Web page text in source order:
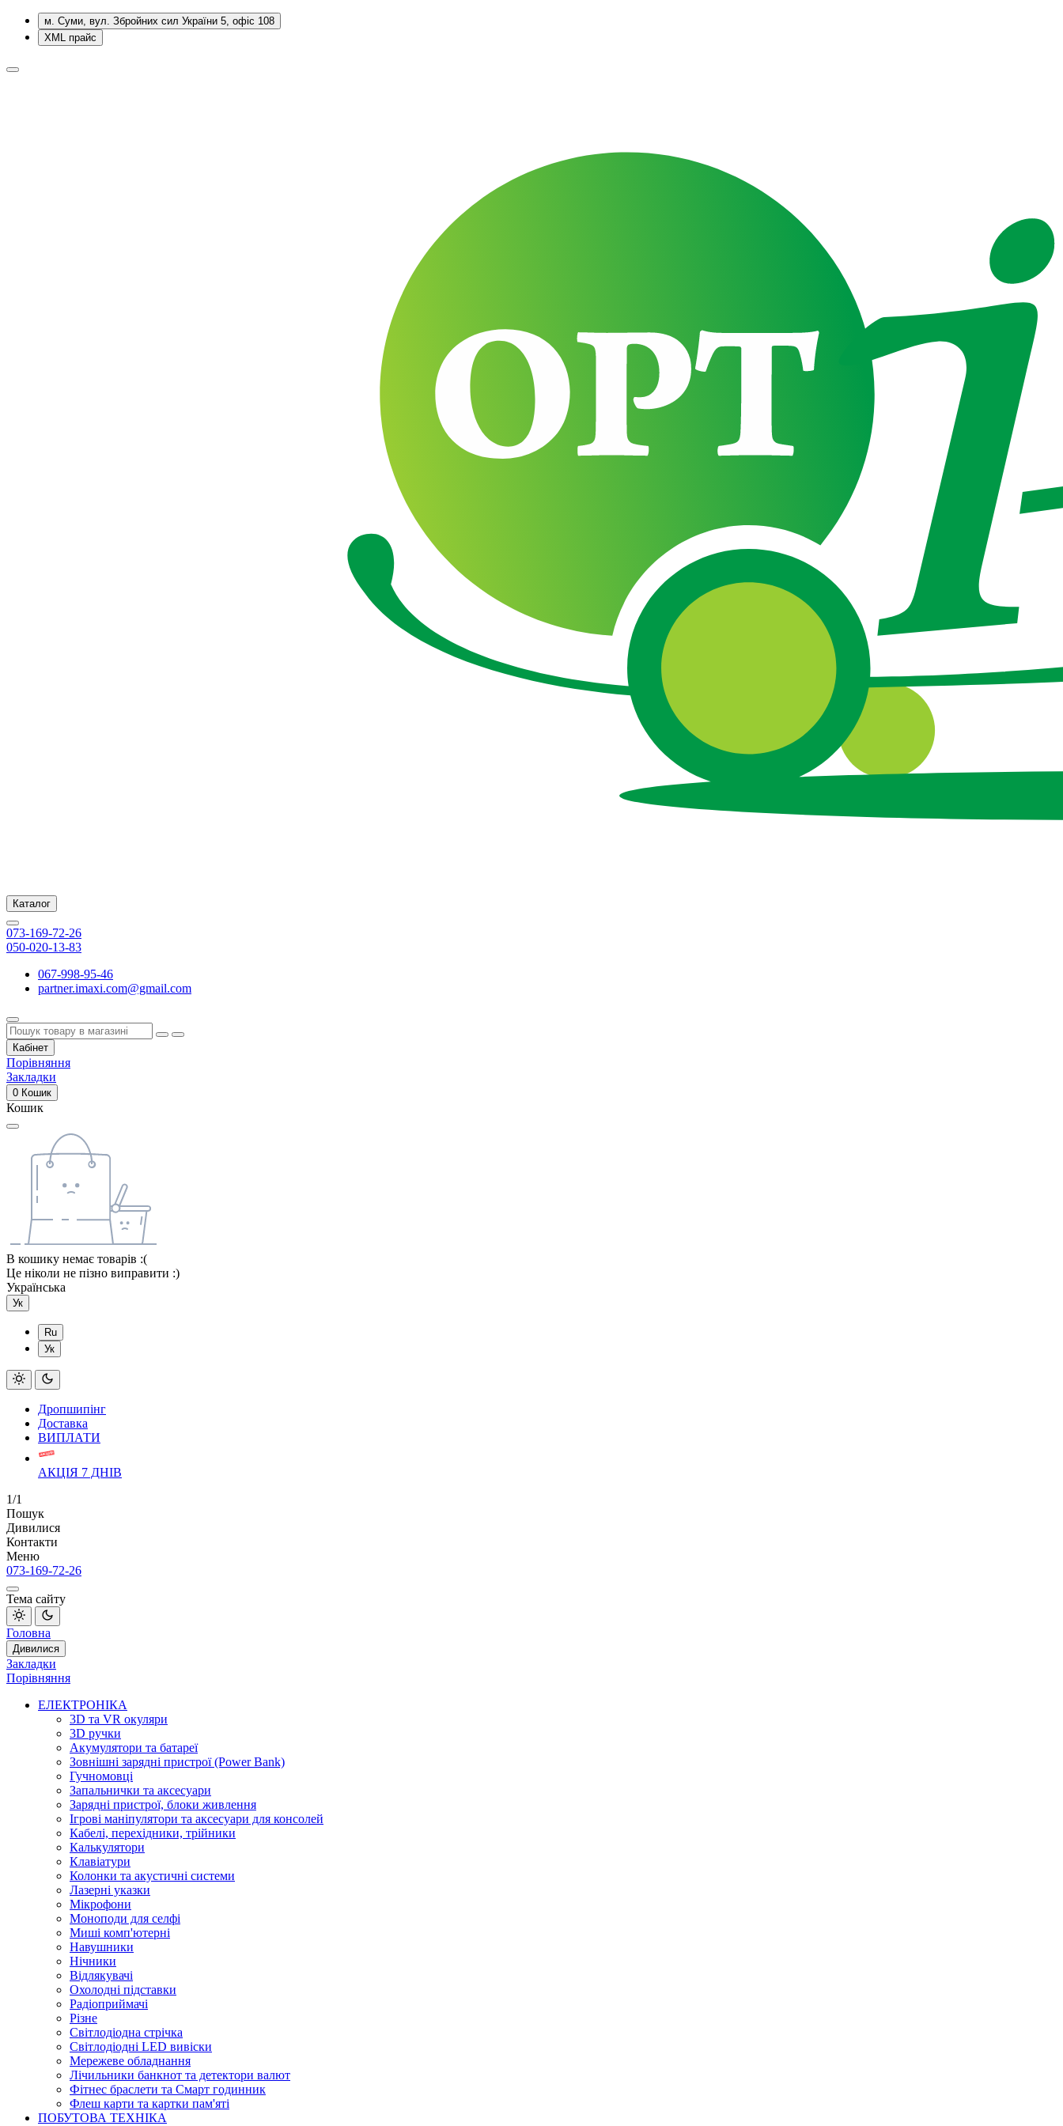
м. Суми, вул. Збройних сил України 5, офіс 108
XML прайс
Каталог
073-169-72-26
050-020-13-83
067-998-95-46
partner.imaxi.com@gmail.com
Кабінет
Порівняння
Закладки
0 Кошик
Кошик
В кошику немає товарів :(
Це ніколи не пізно виправити :)
Українська
Ук
Ru
Ук
Дропшипінг
Доставка
ВИПЛАТИ
АКЦІЯ 7 ДНІВ
1/1
Пошук
Дивилися
Контакти
Меню
073-169-72-26
Тема сайту
Головна
Дивилися
Закладки
Порівняння
ЕЛЕКТРОНІКА
3D та VR окуляри
3D ручки
Акумулятори та батареї
Зовнішні зарядні пристрої (Power Bank)
Гучномовці
Запальнички та аксесуари
Зарядні пристрої, блоки живлення
Ігрові маніпулятори та аксесуари для консолей
Кабелі, перехідники, трійники
Калькулятори
Клавіатури
Колонки та акустичні системи
Лазерні указки
Мікрофони
Моноподи для селфі
Миші комп'ютерні
Навушники
Нічники
Відлякувачі
Охолодні підставки
Радіоприймачі
Різне
Світлодіодна стрічка
Світлодіодні LED вивіски
Мережеве обладнання
Лічильники банкнот та детектори валют
Фітнес браслети та Смарт годинник
Флеш карти та картки пам'яті
ПОБУТОВА ТЕХНІКА